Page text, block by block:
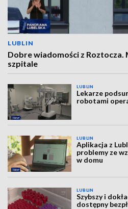
LUBLIN
Dobre wiadomości z Roztocza.
szpitale
LUBLIN
Lekarze
robotami
LUBLIN
Aplikacja z
problemy ze
w domu
LUBLIN
Szybszy i
dostępny